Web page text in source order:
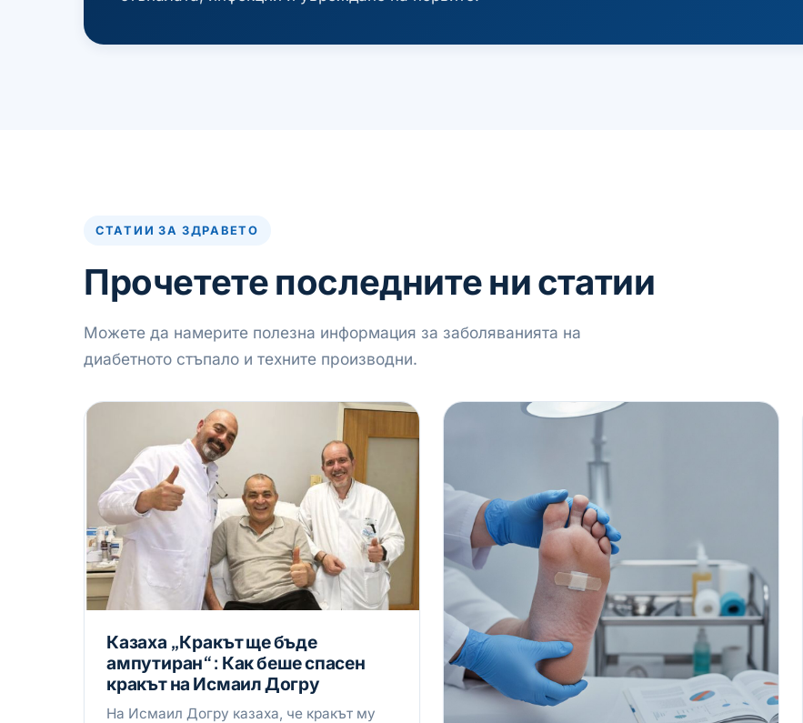
СТАТИИ ЗА ЗДРАВЕТО
Прочетете последните ни статии
Можете да намерите полезна информация за заболяванията на
диабетното стъпало и техните производни.
Казаха „Кракът ще бъде
ампутиран“: Как беше спасен
кракът на Исмаил Догру
На Исмаил Догру казаха, че кракът му